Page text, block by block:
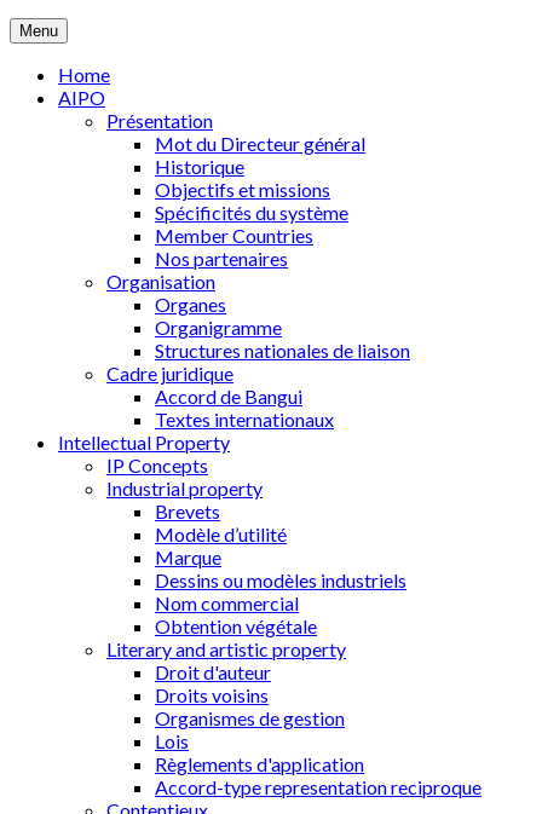
Menu
Home
AIPO
Présentation
Mot du Directeur général
Historique
Objectifs et missions
Spécificités du système
Member Countries
Nos partenaires
Organisation
Organes
Organigramme
Structures nationales de liaison
Cadre juridique
Accord de Bangui
Textes internationaux
Intellectual Property
IP Concepts
Industrial property
Brevets
Modèle d’utilité
Marque
Dessins ou modèles industriels
Nom commercial
Obtention végétale
Literary and artistic property
Droit d'auteur
Droits voisins
Organismes de gestion
Lois
Règlements d'application
Accord-type representation reciproque